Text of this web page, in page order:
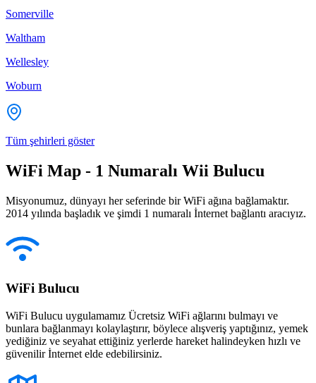
Somerville
Waltham
Wellesley
Woburn
Tüm şehirleri göster
WiFi Map - 1 Numaralı Wii Bulucu
Misyonumuz, dünyayı her seferinde bir WiFi ağına bağlamaktır.
2014 yılında başladık ve şimdi 1 numaralı İnternet bağlantı aracıyız.
WiFi Bulucu
WiFi Bulucu uygulamamız Ücretsiz WiFi ağlarını bulmayı ve
bunlara bağlanmayı kolaylaştırır, böylece alışveriş yaptığınız, yemek
yediğiniz ve seyahat ettiğiniz yerlerde hareket halindeyken hızlı ve
güvenilir İnternet elde edebilirsiniz.